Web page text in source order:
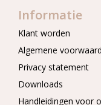
Informatie
Klant worden
Algemene
Privacy statement
Downloads
Handleidingen voor